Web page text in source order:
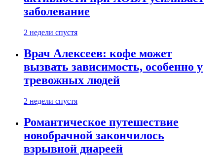
заболевание
2 недели спустя
Врач Алексеев: кофе может
вызвать зависимость, особенно у
тревожных людей
2 недели спустя
Романтическое путешествие
новобрачной закончилось
взрывной диареей